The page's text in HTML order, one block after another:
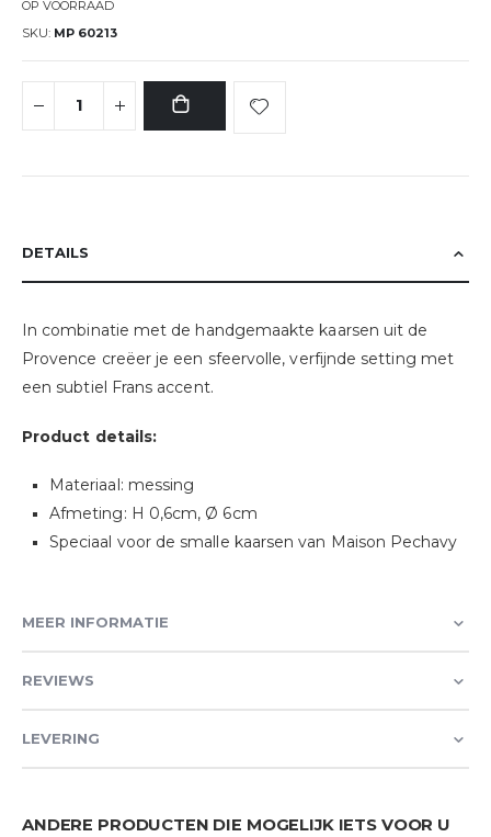
OP VOORRAAD
SKU MP 60213
DETAILS
In combinatie met de handgemaakte kaarsen uit de
Provence creëer je een sfeervolle, verfijnde setting met
een subtiel Frans accent.
Product details:
Materiaal: messing
Afmeting: H 0,6cm, Ø 6cm
Speciaal voor de smalle kaarsen van Maison Pechavy
MEER INFORMATIE
REVIEWS
LEVERING
ANDERE PRODUCTEN DIE MOGELIJK IETS VOOR U